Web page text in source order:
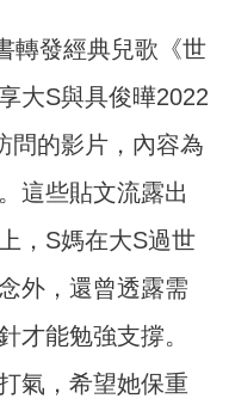
轉發經典兒歌《世
大S與具俊曄2022
問的影片，內容為
這些貼文流露出
，S媽在大S過世
外，還曾透露需
才能勉強支撐。
氣，希望她保重